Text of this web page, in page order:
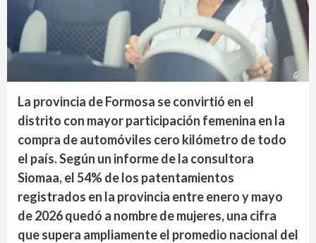
La provincia de Formosa se convirtió en el
distrito con mayor participación femenina en la
compra de automóviles cero kilómetro de todo
el país. Según un informe de la consultora
Siomaa, el 54% de los patentamientos
registrados en la provincia entre enero y mayo
de 2026 quedó a nombre de mujeres, una cifra
que supera ampliamente el promedio nacional del